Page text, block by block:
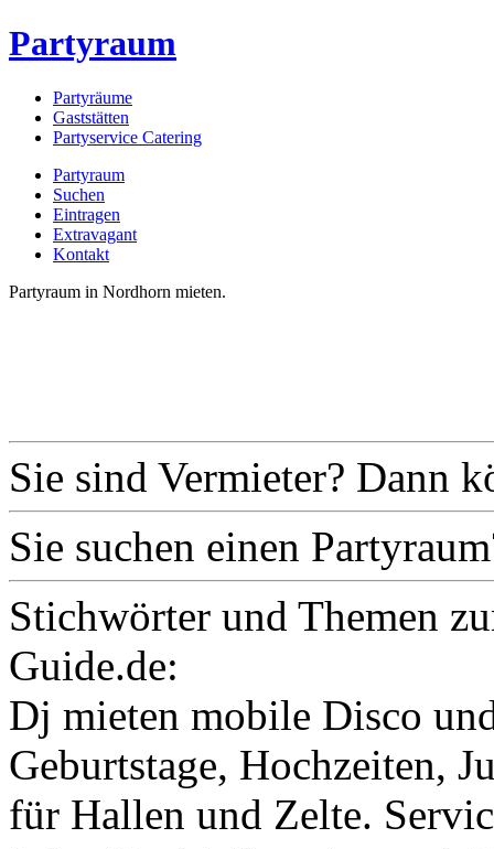
Partyraum
Partyräume
Gaststätten
Partyservice Catering
Partyraum
Suchen
Eintragen
Extravagant
Kontakt
Partyraum in Nordhorn mieten.
Sie sind Vermieter? Dann
Sie suchen einen
Stichwörter und Themen
Guide.de:
Dj mieten mobile Disco
Geburtstage, Hochzeiten,
für Hallen und Zelte.